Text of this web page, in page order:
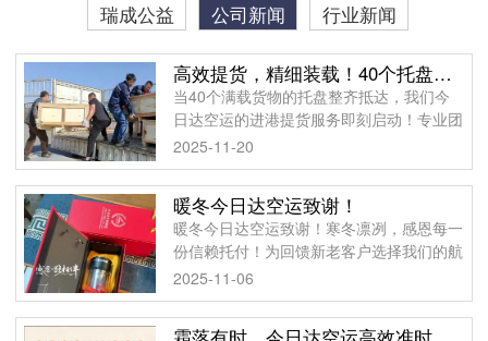
瑞成公益 公司新闻 行业新闻
高效提货，精细装载！40个托盘批量货物安全到港
当40个满载货物的托盘整齐抵达，我们今
日达空运的进港提货服务即刻启动！专业团
队全程跟进，从核对单据、清点数量到确认
货物状态，每一步都严格把控，确保批量货
物信息零误差
2025-11-20
暖冬今日达空运致谢！
暖冬今日达空运致谢！寒冬凛冽，感恩每一
份信赖托付！为回馈新老客户选择我们的航
空货运服务，即日起，所有到店办理航空货
运业务的客户，无论单票货量大小，均可免
费获赠双重
2025-11-06